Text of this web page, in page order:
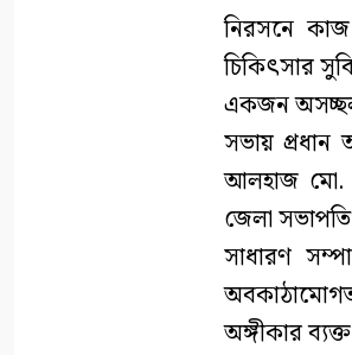
নিরসনে
চিকিৎসার
একজন অসচ্ছল
সভায় প্রধান
আলহাজ মো.
জেলা
সাধারণ
অঙ্গীকার